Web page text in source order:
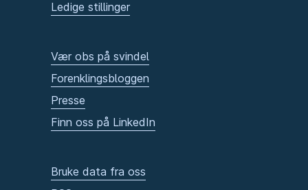
Ledige stillinger
Vær obs på svindel
Forenklingsbloggen
Presse
Finn oss på LinkedIn
Bruke data fra oss